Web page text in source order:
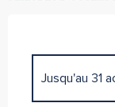
Jusqu'au 31